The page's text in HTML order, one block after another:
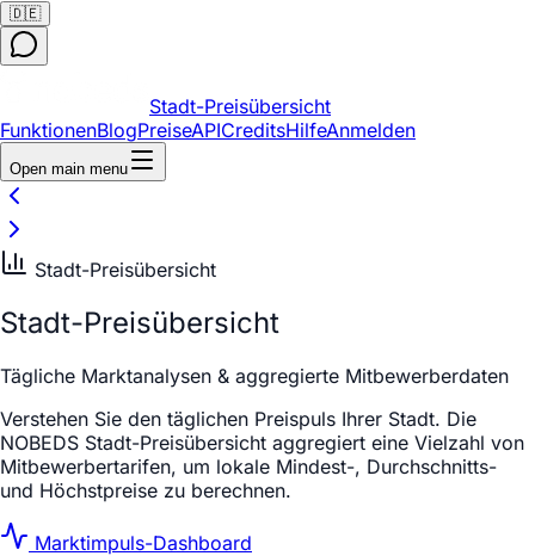
🇩🇪
Stadt-Preisübersicht
FunktionenBlogPreiseAPICreditsHilfeAnmelden
Open main menu
Stadt-Preisübersicht
Stadt-Preisübersicht
Tägliche Marktanalysen & aggregierte Mitbewerberdaten
Verstehen Sie den täglichen Preispuls Ihrer Stadt. Die
NOBEDS Stadt-Preisübersicht aggregiert eine Vielzahl von
Mitbewerbertarifen, um lokale Mindest-, Durchschnitts-
und Höchstpreise zu berechnen.
Marktimpuls-Dashboard